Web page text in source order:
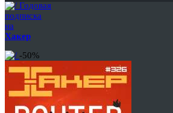
Годовая
подписка
на
Хакер
-50%